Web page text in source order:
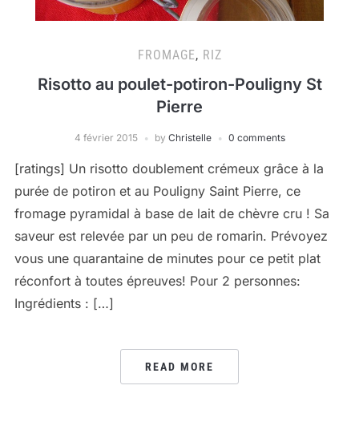
FROMAGE, RIZ
Risotto au poulet-potiron-Pouligny St
Pierre
4 février 2015 by Christelle 0 comments
[ratings] Un risotto doublement crémeux grâce à la
purée de potiron et au Pouligny Saint Pierre, ce
fromage pyramidal à base de lait de chèvre cru ! Sa
saveur est relevée par un peu de romarin. Prévoyez
vous une quarantaine de minutes pour ce petit plat
réconfort à toutes épreuves! Pour 2 personnes:
Ingrédients : […]
READ MORE